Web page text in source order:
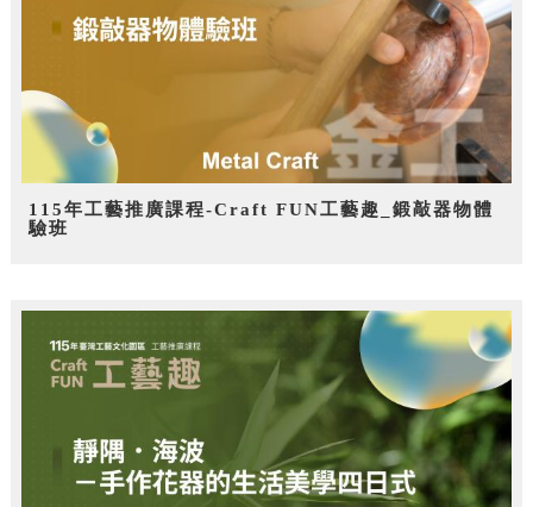
115年工藝推廣課程-Craft FUN工藝趣_鍛敲器物體
驗班